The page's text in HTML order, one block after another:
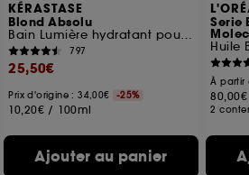
KÉRASTASE
Blond Absolu
Bain Lumière hydratant pour cheveux blonds, décolorés ou méchés
797
25,50€
Prix d'origine : 34,00€ -25%
10,20€ / 100ml
Ajouter au panier
Serie
Huile
À
80,00€
2